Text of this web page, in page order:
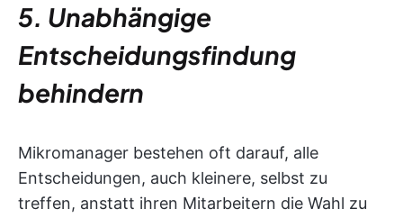
5. Unabhängige
Entscheidungsfindung
behindern
Mikromanager bestehen oft darauf, alle
Entscheidungen, auch kleinere, selbst zu
treffen, anstatt ihren Mitarbeitern die Wahl zu